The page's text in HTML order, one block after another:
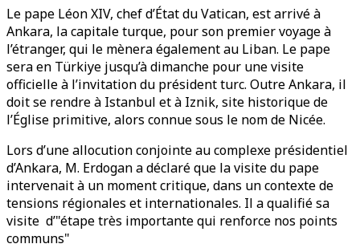
Le pape Léon XIV, chef d’État du Vatican, est arrivé à
Ankara, la capitale turque, pour son premier voyage à
l’étranger, qui le mènera également au Liban. Le pape
sera en Türkiye jusqu’à dimanche pour une visite
officielle à l’invitation du président turc. Outre Ankara, il
doit se rendre à Istanbul et à Iznik, site historique de
l’Église primitive, alors connue sous le nom de Nicée.
Lors d’une allocution conjointe au complexe présidentiel
d’Ankara, M. Erdogan a déclaré que la visite du pape
intervenait à un moment critique, dans un contexte de
tensions régionales et internationales. Il a qualifié sa
visite d’"étape très importante qui renforce nos points
communs"